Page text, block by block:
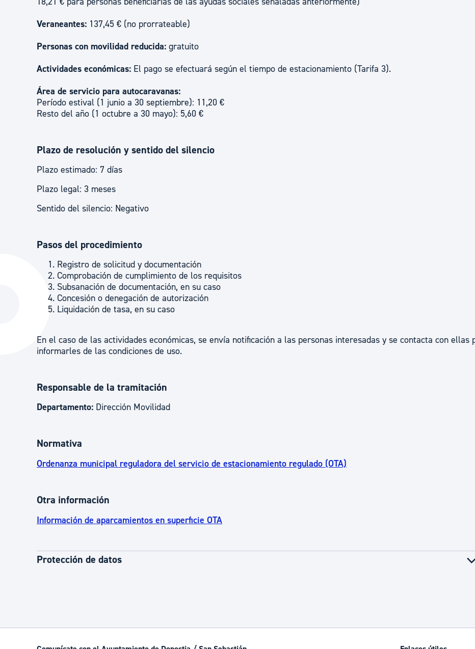
Veraneantes: 137,45 € (no prorrateable)
Personas con movilidad reducida: gratuito
Actividades económicas: El pago se efectuará según el tiempo de estacionamiento (Tarifa 3).
Área de servicio para autocaravanas:
Período estival (1 junio a 30 septiembre): 11,20 €
Resto del año (1 octubre a 30 mayo): 5,60 €
Plazo de resolución y sentido del silencio
Plazo estimado: 7 días
Plazo legal: 3 meses
Sentido del silencio: Negativo
Pasos del procedimiento
Registro de solicitud y documentación
Comprobación de cumplimiento de los requisitos
Subsanación de documentación, en su caso
Concesión o denegación de autorización
Liquidación de tasa, en su caso
En el caso de las actividades económicas, se envía notificación a las personas interesadas y se contacta con ellas
informarles de las condiciones de uso.
Responsable de la tramitación
Departamento: Dirección Movilidad
Normativa
Ordenanza municipal reguladora del servicio de estacionamiento regulado (OTA)
Otra información
Información de aparcamientos en superficie OTA
Protección de datos